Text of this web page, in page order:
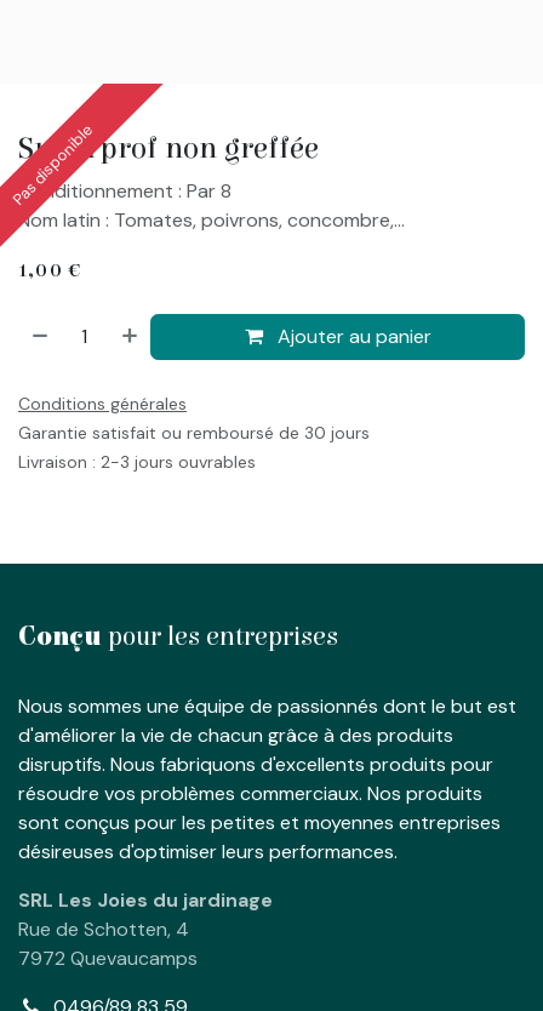
Superprof non greffée
Pas disponible
Conditionnement : Par 8
Nom latin : Tomates, poivrons, concombre,...
1,00 €
Ajouter au panier
Conditions générales
Garantie satisfait ou remboursé de 30 jours
Livraison : 2-3 jours ouvrables
Conçu pour les entreprises
Nous sommes une équipe de passionnés dont le but est
d'améliorer la vie de chacun grâce à des produits
disruptifs. Nous fabriquons d'excellents produits pour
résoudre vos problèmes commerciaux. Nos produits
sont conçus pour les petites et moyennes entreprises
désireuses d'optimiser leurs performances.
SRL Les Joies du jardinage
Rue de Schotten, 4
7972 Quevaucamps